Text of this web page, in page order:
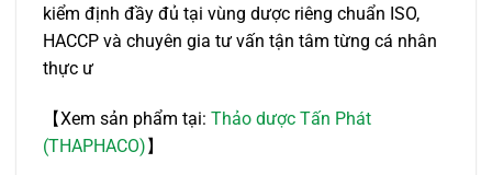
kiểm định đầy đủ tại vùng dược riêng chuẩn ISO,
HACCP và chuyên gia tư vấn tận tâm từng cá nhân
thực ư
【Xem sản phẩm tại: Thảo dược Tấn Phát
(THAPHACO)】